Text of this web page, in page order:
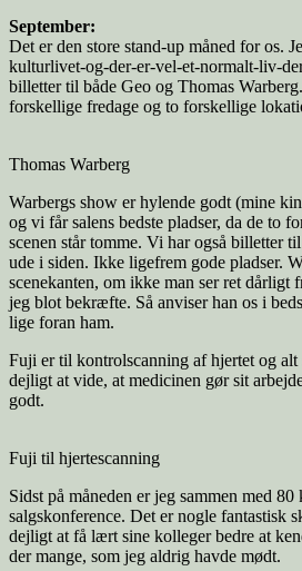
September:
Det er den store stand-up måned for os.
kulturlivet-og-der-er-vel-et-normalt-liv-
billetter til både Geo og Thomas
forskellige fredage og to forskellige
Thomas Warberg
Warbergs show er hylende godt (mine
og vi får salens bedste pladser, da de to
scenen står tomme. Vi har også billetter
ude i siden. Ikke ligefrem gode pladser.
scenekanten, om ikke man ser ret dårligt
jeg blot bekræfte. Så anviser han os i
lige foran ham.
Fuji er til kontrolscanning af hjertet og alt
dejligt at vide, at medicinen gør sit
godt.
Fuji til hjertescanning
Sidst på måneden er jeg sammen med
salgskonference. Det er nogle fantastisk
dejligt at få lært sine kolleger bedre at
der mange, som jeg aldrig havde mødt.